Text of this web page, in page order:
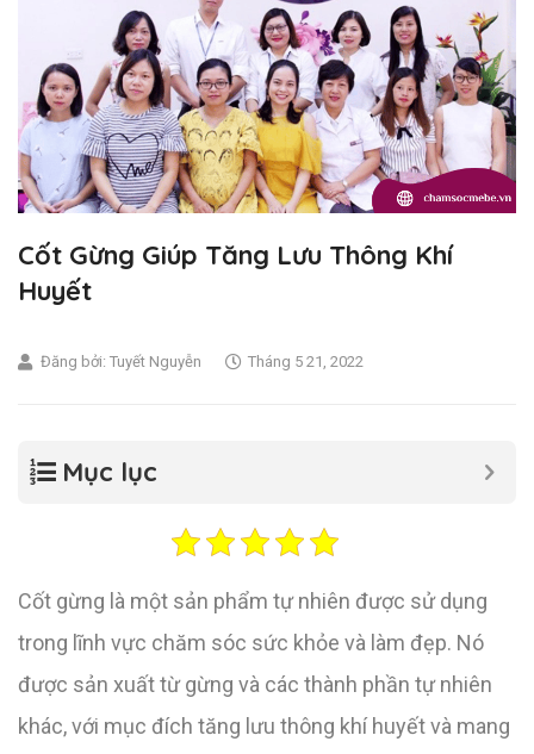
Cốt Gừng Giúp Tăng Lưu Thông Khí
Huyết
Đăng bởi: Tuyết Nguyễn Tháng 5 21, 2022
Mục lục
Cốt gừng là một sản phẩm tự nhiên được sử dụng
trong lĩnh vực chăm sóc sức khỏe và làm đẹp. Nó
được sản xuất từ gừng và các thành phần tự nhiên
khác, với mục đích tăng lưu thông khí huyết và mang